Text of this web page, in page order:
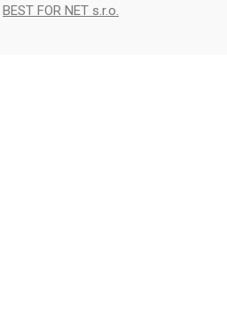
BEST FOR NET s.r.o.